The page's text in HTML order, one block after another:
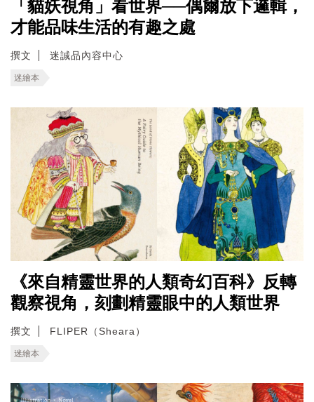
「貓妖視角」看世界──偶爾放下邏輯，
才能品味生活的有趣之處
撰文 迷誠品內容中心
迷繪本
《來自精靈世界的人類奇幻百科》反轉
觀察視角，刻劃精靈眼中的人類世界
撰文 FLIPER（Sheara）
迷繪本